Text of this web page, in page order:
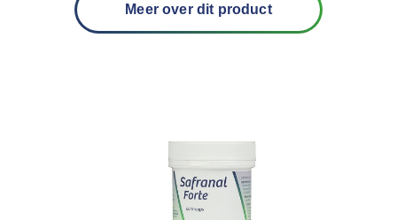
Meer over dit product